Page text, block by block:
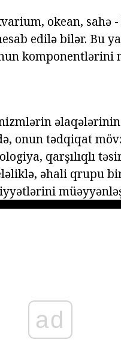
okean, sahə
edilə bilər. Bu
komponentlərini
onun tədqiqat
qarşılıqlı
əhali qrupu
ad